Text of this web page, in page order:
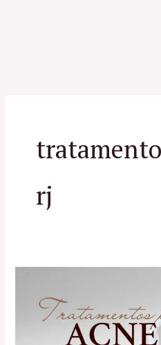
rj
Tratamento